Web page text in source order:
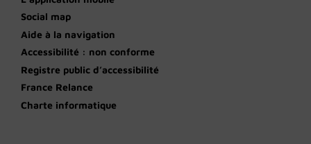
Social map
Aide à la navigation
Accessibilité : non conforme
Registre public d’accessibilité
France Relance
Charte informatique